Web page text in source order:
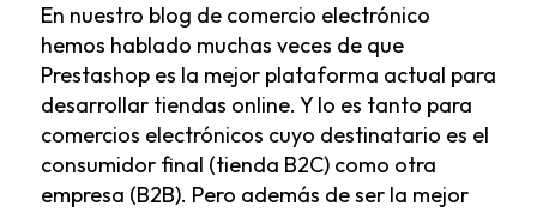
En nuestro blog de comercio electrónico
hemos hablado muchas veces de que
Prestashop es la mejor plataforma actual para
desarrollar tiendas online. Y lo es tanto para
comercios electrónicos cuyo destinatario es el
consumidor final (tienda B2C) como otra
empresa (B2B). Pero además de ser la mejor